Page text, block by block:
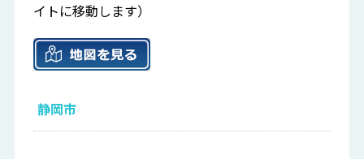
イトに移動します）
静岡市